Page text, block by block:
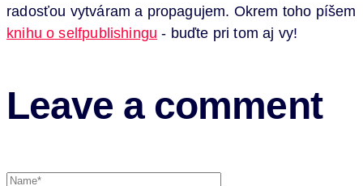
radosťou vytváram a propagujem. Okrem toho píšem
knihu o selfpublishingu - buďte pri tom aj vy!
Leave a comment